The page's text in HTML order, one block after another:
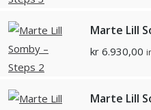
Marte Lill
kr 6.930,00
Marte Lill